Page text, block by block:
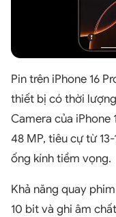
Pin trên iPhone 16
thiết bị có thời
Camera của iPhone
48 MP, tiêu cự từ
ống kính tiềm vọng.
Khả năng quay
10 bit và ghi âm